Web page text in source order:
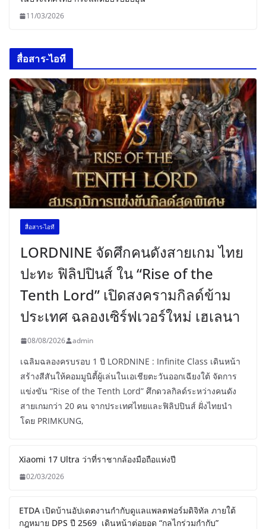
11/03/2026
สื่อสาร-ไอที
สื่อสาร-ไอที
LORDNINE จัดศึกคนดังสายเกม ไทย
ปะทะ ฟิลิปปินส์ ใน “Rise of the
Tenth Lord” เปิดสงครามกิลด์ข้าม
ประเทศ ฉลองเซิร์ฟเวอร์ใหม่ เฮเลนา
08/08/2026 admin
เฉลิมฉลองครบรอบ 1 ปี LORDNINE : Infinite Class เดินหน้า
สร้างสีสันให้คอมมูนิตี้ผู้เล่นในเอเชียตะวันออกเฉียงใต้ จัดการ
แข่งขัน “Rise of the Tenth Lord” ศึกดวลกิลด์ระหว่างคนดัง
สายเกมกว่า 20 คน จากประเทศไทยและฟิลิปปินส์ ฝั่งไทยนำ
โดย PRIMKUNG,
Xiaomi 17 Ultra ว่าที่ราชากล้องมือถือแห่งปี
02/03/2026
ETDA เปิดบ้านอัปเดตงานกำกับดูแลแพลตฟอร์มดิจิทัล ภายใต้
กฎหมาย DPS ปี 2569 เดินหน้าต่อยอด “กลไกร่วมกำกับ”